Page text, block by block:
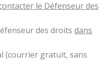
le Défenseur des
des droits dans
(courrier gratuit, sans